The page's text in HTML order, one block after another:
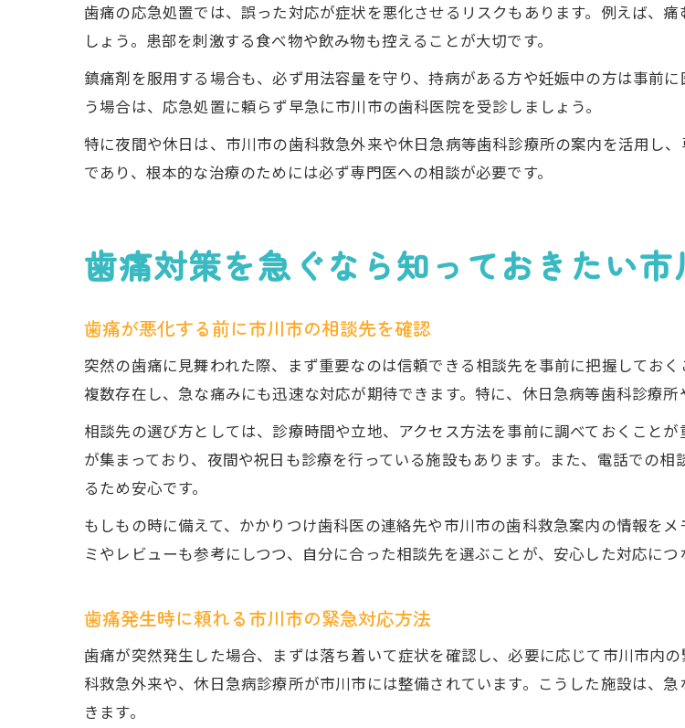
歯痛の応急処置では、誤った対応が症状を悪化させるリスクもあります。例えば、
しょう。患部を刺激する食べ物や飲み物も控えることが大切です。
鎮痛剤を服用する場合も、必ず用法容量を守り、持病がある方や妊娠中の方は事前
う場合は、応急処置に頼らず早急に市川市の歯科医院を受診しましょう。
特に夜間や休日は、市川市の歯科救急外来や休日急病等歯科診療所の案内を活用し
であり、根本的な治療のためには必ず専門医への相談が必要です。
歯痛対策を急ぐなら知っておきたい
歯痛が悪化する前に市川市の相談先を確認
突然の歯痛に見舞われた際、まず重要なのは信頼できる相談先を事前に把握してお
複数存在し、急な痛みにも迅速な対応が期待できます。特に、休日急病等歯科診療
相談先の選び方としては、診療時間や立地、アクセス方法を事前に調べておくこと
が集まっており、夜間や祝日も診療を行っている施設もあります。また、電話での
るため安心です。
もしもの時に備えて、かかりつけ歯科医の連絡先や市川市の歯科救急案内の情報を
ミやレビューも参考にしつつ、自分に合った相談先を選ぶことが、安心した対応につ
歯痛発生時に頼れる市川市の緊急対応方法
歯痛が突然発生した場合、まずは落ち着いて症状を確認し、必要に応じて市川市内
科救急外来や、休日急病診療所が市川市には整備されています。こうした施設は、
きます。